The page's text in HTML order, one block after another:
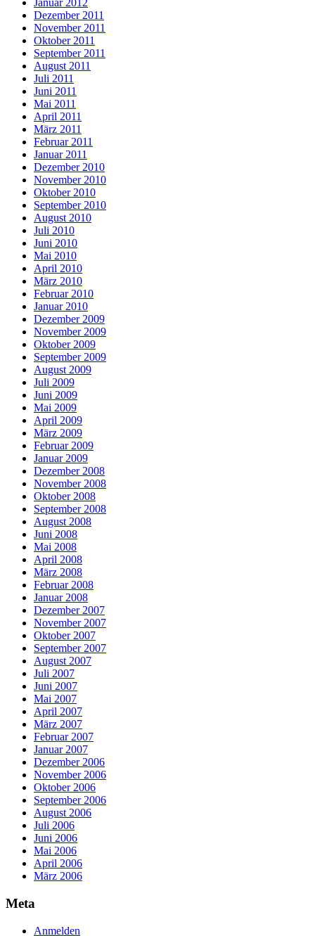
Januar 2012
Dezember 2011
November 2011
Oktober 2011
September 2011
August 2011
Juli 2011
Juni 2011
Mai 2011
April 2011
März 2011
Februar 2011
Januar 2011
Dezember 2010
November 2010
Oktober 2010
September 2010
August 2010
Juli 2010
Juni 2010
Mai 2010
April 2010
März 2010
Februar 2010
Januar 2010
Dezember 2009
November 2009
Oktober 2009
September 2009
August 2009
Juli 2009
Juni 2009
Mai 2009
April 2009
März 2009
Februar 2009
Januar 2009
Dezember 2008
November 2008
Oktober 2008
September 2008
August 2008
Juni 2008
Mai 2008
April 2008
März 2008
Februar 2008
Januar 2008
Dezember 2007
November 2007
Oktober 2007
September 2007
August 2007
Juli 2007
Juni 2007
Mai 2007
April 2007
März 2007
Februar 2007
Januar 2007
Dezember 2006
November 2006
Oktober 2006
September 2006
August 2006
Juli 2006
Juni 2006
Mai 2006
April 2006
März 2006
Meta
Anmelden